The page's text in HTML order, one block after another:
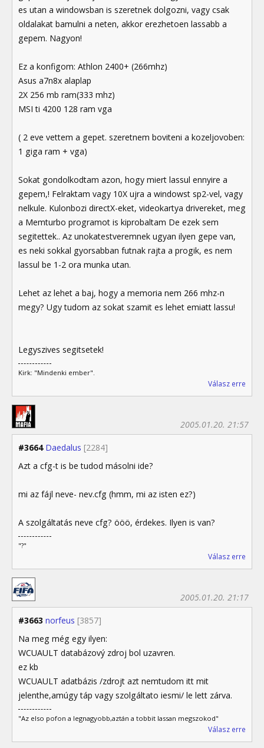
es utan a windowsban is szeretnek dolgozni, vagy csak
oldalakat bamulni a neten, akkor erezhetoen lassabb a
gepem. Nagyon!
Ez a konfigom: Athlon 2400+ (266mhz)
Asus a7n8x alaplap
2X 256 mb ram(333 mhz)
MSI ti 4200 128 ram vga
( 2 eve vettem a gepet. szeretnem boviteni a kozeljovoben:
1 giga ram + vga)
Sokat gondolkodtam azon, hogy miert lassul ennyire a
gepem,! Felraktam vagy 10X ujra a windowst sp2-vel, vagy
nelkule. Kulonbozi directX-eket, videokartya drivereket, meg
a Memturbo programot is kiprobaltam De ezek sem
segitettek.. Az unokatestveremnek ugyan ilyen gepe van,
es neki sokkal gyorsabban futnak rajta a progik, es nem
lassul be 1-2 ora munka utan.
Lehet az lehet a baj, hogy a memoria nem 266 mhz-n
megy? Ugy tudom az sokat szamit es lehet emiatt lassu!
Legyszives segitsetek!
Kirk: "Mindenki ember".
Válasz erre
#3664 Daedalus [2284]
2005.01.20. 21:57
Azt a cfg-t is be tudod másolni ide?
mi az fájl neve- nev.cfg (hmm, mi az isten ez?)
A szolgáltatás neve cfg? ööö, érdekes. Ilyen is van?
"?"
Válasz erre
#3663 norfeus [3857]
2005.01.20. 21:17
Na meg még egy ilyen:
WCUAULT databázový zdroj bol uzavren.
ez kb
WCUAULT adatbázis /zdrojt azt nemtudom itt mit
jelenthe,amúgy táp vagy szolgáltato iesmi/ le lett zárva.
"Az elso pofon a legnagyobb,aztán a tobbit lassan megszokod"
Válasz erre